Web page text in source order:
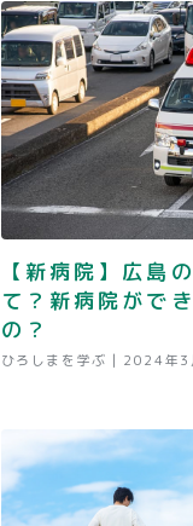
【新病院】広島
て？新病院がで
の？
ひろしまを学ぶ | 2024年3